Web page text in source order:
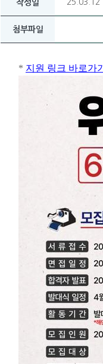
작성일 25.03.12
첨부파일
* 지원 링크 바로가기